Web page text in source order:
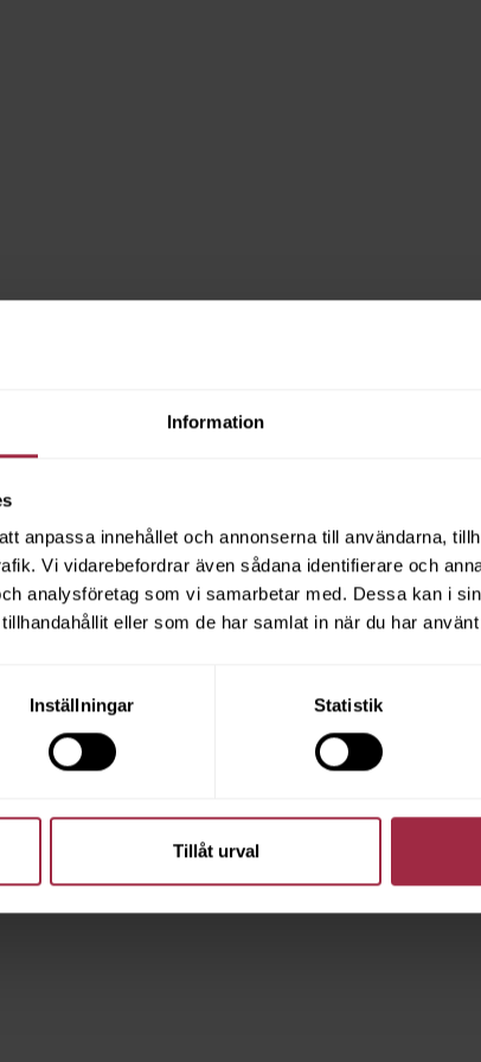
Information
anpassa innehållet och annonserna till användarna,
Vi vidarebefordrar även sådana identifierare och
analysföretag som vi samarbetar med. Dessa kan i
eller som de har samlat in när du har
Inställningar Statistik
Tillåt urval